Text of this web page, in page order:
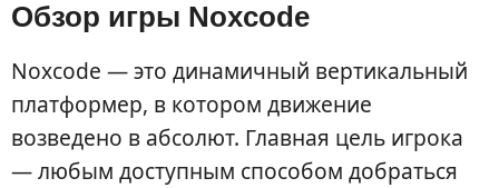
Обзор игры Noxcode
Noxcode — это динамичный вертикальный
платформер, в котором движение
возведено в абсолют. Главная цель игрока
— любым доступным способом добраться